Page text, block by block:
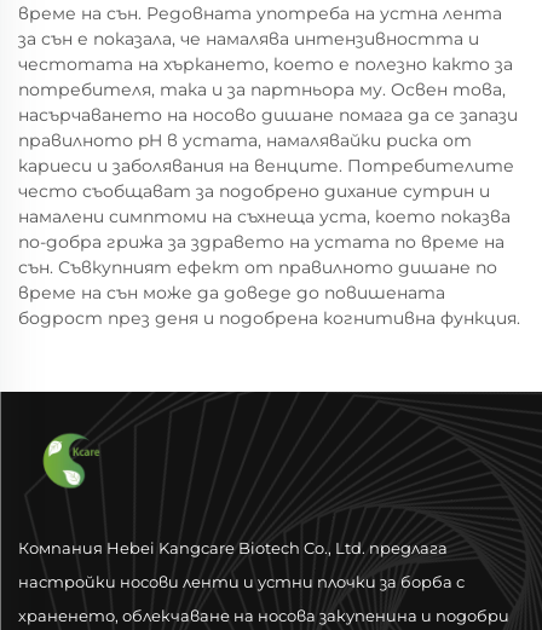
време на сън. Редовната употреба на устна лента
за сън е показала, че намалява интензивността и
честотата на хъркането, което е полезно както за
потребителя, така и за партньора му. Освен това,
насърчаването на носово дишане помага да се запази
правилното pH в устата, намалявайки риска от
кариеси и заболявания на венците. Потребителите
често съобщават за подобрено дихание сутрин и
намалени симптоми на съхнеща уста, което показва
по-добра грижа за здравето на устата по време на
сън. Съвкупният ефект от правилното дишане по
време на сън може да доведе до повишената
бодрост през деня и подобрена когнитивна функция.
Компания Hebei Kangcare Biotech Co., Ltd. предлага
настройки носови ленти и устни плочки за борба с
храненето, облекчаване на носова закупенина и подобри